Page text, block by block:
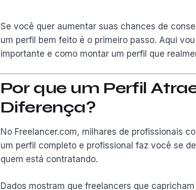
Se você quer aumentar suas chances de
um perfil bem feito é o primeiro passo. Aqui
importante e como montar um perfil que
Por que um Perfil
Diferença?
No Freelancer.com, milhares de profissionais
um perfil completo e profissional faz você se
quem está contratando.
Dados mostram que freelancers que